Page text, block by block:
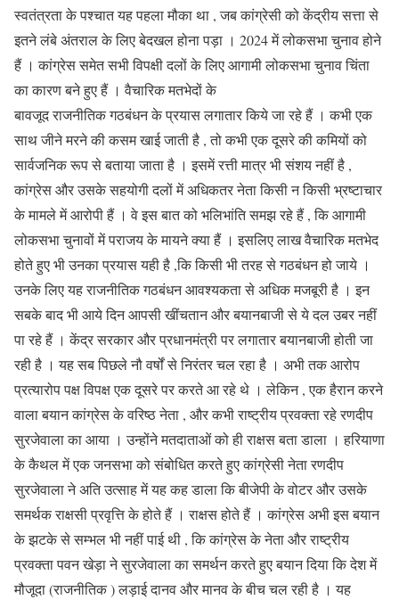
स्वतंत्रता के पश्चात यह पहला मौका था , जब कांग्रेसी को केंद्रीय सत्ता से
इतने लंबे अंतराल के लिए बेदखल होना पड़ा । 2024 में लोकसभा चुनाव होने
हैं । कांग्रेस समेत सभी विपक्षी दलों के लिए आगामी लोकसभा चुनाव चिंता
का कारण बने हुए हैं । वैचारिक मतभेदों के
बावजूद राजनीतिक गठबंधन के प्रयास लगातार किये जा रहे हैं । कभी एक
साथ जीने मरने की कसम खाई जाती है , तो कभी एक दूसरे की कमियों को
सार्वजनिक रूप से बताया जाता है । इसमें रत्ती मात्र भी संशय नहीं है ,
कांग्रेस और उसके सहयोगी दलों में अधिकतर नेता किसी न किसी भ्रष्टाचार
के मामले में आरोपी हैं । वे इस बात को भलिभांति समझ रहे हैं , कि आगामी
लोकसभा चुनावों में पराजय के मायने क्या हैं । इसलिए लाख वैचारिक मतभेद
होते हुए भी उनका प्रयास यही है ,कि किसी भी तरह से गठबंधन हो जाये ।
उनके लिए यह राजनीतिक गठबंधन आवश्यकता से अधिक मजबूरी है । इन
सबके बाद भी आये दिन आपसी खींचतान और बयानबाजी से ये दल उबर नहीं
पा रहे हैं । केंद्र सरकार और प्रधानमंत्री पर लगातार बयानबाजी होती जा
रही है । यह सब पिछले नौ वर्षों से निरंतर चल रहा है । अभी तक आरोप
प्रत्यारोप पक्ष विपक्ष एक दूसरे पर करते आ रहे थे । लेकिन , एक हैरान करने
वाला बयान कांग्रेस के वरिष्ठ नेता , और कभी राष्ट्रीय प्रवक्ता रहे रणदीप
सुरजेवाला का आया । उन्होंने मतदाताओं को ही राक्षस बता डाला । हरियाणा
के कैथल में एक जनसभा को संबोधित करते हुए कांग्रेसी नेता रणदीप
सुरजेवाला ने अति उत्साह में यह कह डाला कि बीजेपी के वोटर और उसके
समर्थक राक्षसी प्रवृत्ति के होते हैं । राक्षस होते हैं । कांग्रेस अभी इस बयान
के झटके से सम्भल भी नहीं पाई थी , कि कांग्रेस के नेता और राष्ट्रीय
प्रवक्ता पवन खेड़ा ने सुरजेवाला का समर्थन करते हुए बयान दिया कि देश में
मौजूदा (राजनीतिक ) लड़ाई दानव और मानव के बीच चल रही है । यह